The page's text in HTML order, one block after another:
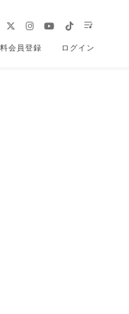
会員登録 ログイン